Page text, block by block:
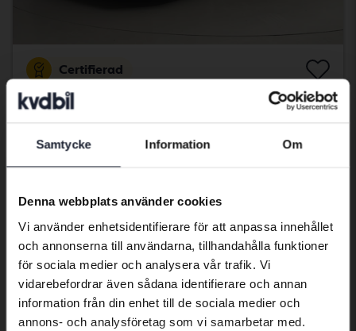
Samtycke Information Om
Denna webbplats använder cookies
Vi använder enhetsidentifierare för att anpassa innehållet
och annonserna till användarna, tillhandahålla funktioner
för sociala medier och analysera vår trafik. Vi
vidarebefordrar även sådana identifierare och annan
information från din enhet till de sociala medier och
annons- och analysföretag som vi samarbetar med.
Certifierad
Audi A5
2021
11 852 mil
Bensin
Åkersberga (Runö)
Med finansiering
2 162 kr/månad
aug 12 Ny!
Preferred language
We have detected that your browser
Swedish. To better service our friends
abroad we have an English language
site (kvdcars.com) that contains all the
same vehicles and services.